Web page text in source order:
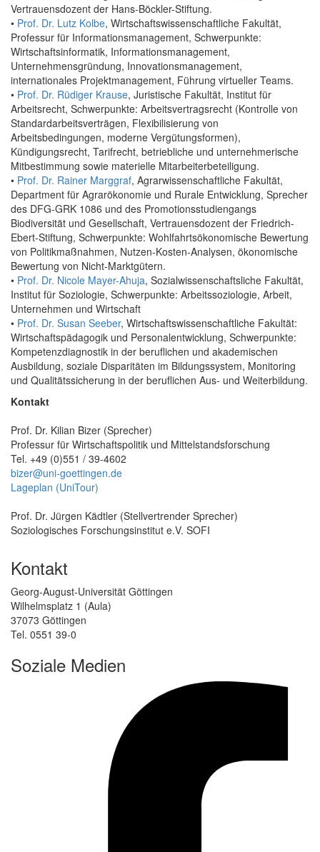
Vertrauensdozent der Hans-Böckler-Stiftung.
• Prof. Dr. Lutz Kolbe, Wirtschaftswissenschaftliche Fakultät,
Professur für Informationsmanagement, Schwerpunkte:
Wirtschaftsinformatik, Informationsmanagement,
Unternehmensgründung, Innovationsmanagement,
internationales Projektmanagement, Führung virtueller Teams.
• Prof. Dr. Rüdiger Krause, Juristische Fakultät, Institut für
Arbeitsrecht, Schwerpunkte: Arbeitsvertragsrecht (Kontrolle von
Standardarbeitsverträgen, Flexibilisierung von
Arbeitsbedingungen, moderne Vergütungsformen),
Kündigungsrecht, Tarifrecht, betriebliche und unternehmerische
Mitbestimmung sowie materielle Mitarbeiterbeteiligung.
• Prof. Dr. Rainer Marggraf, Agrarwissenschaftliche Fakultät,
Department für Agrarökonomie und Rurale Entwicklung, Sprecher
des DFG-GRK 1086 und des Promotionsstudiengangs
Biodiversität und Gesellschaft, Vertrauensdozent der Friedrich-
Ebert-Stiftung, Schwerpunkte: Wohlfahrtsökonomische Bewertung
von Politikmaßnahmen, Nutzen-Kosten-Analysen, ökonomische
Bewertung von Nicht-Marktgütern.
• Prof. Dr. Nicole Mayer-Ahuja, Sozialwissenschaftsliche Fakultät,
Institut für Soziologie, Schwerpunkte: Arbeitssoziologie, Arbeit,
Unternehmen und Wirtschaft
• Prof. Dr. Susan Seeber, Wirtschaftswissenschaftliche Fakultät:
Wirtschaftspädagogik und Personalentwicklung, Schwerpunkte:
Kompetenzdiagnostik in der beruflichen und akademischen
Ausbildung, soziale Disparitäten im Bildungssystem, Monitoring
und Qualitätssicherung in der beruflichen Aus- und Weiterbildung.
Kontakt
Prof. Dr. Kilian Bizer (Sprecher)
Professur für Wirtschaftspolitik und Mittelstandsforschung
Tel. +49 (0)551 / 39-4602
bizer@uni-goettingen.de
Lageplan (UniTour)
Prof. Dr. Jürgen Kädtler (Stellvertrender Sprecher)
Soziologisches Forschungsinstitut e.V. SOFI
Kontakt
Georg-August-Universität Göttingen
Wilhelmsplatz 1 (Aula)
37073 Göttingen
Tel. 0551 39-0
Soziale Medien